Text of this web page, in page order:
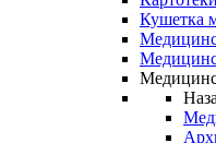
Кушетка